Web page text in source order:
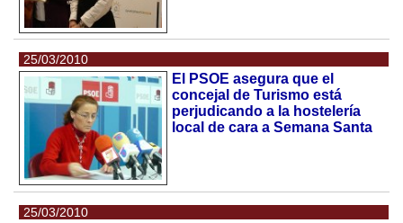
25/03/2010
El PSOE asegura que el
concejal de Turismo está
perjudicando a la hostelería
local de cara a Semana Santa
25/03/2010